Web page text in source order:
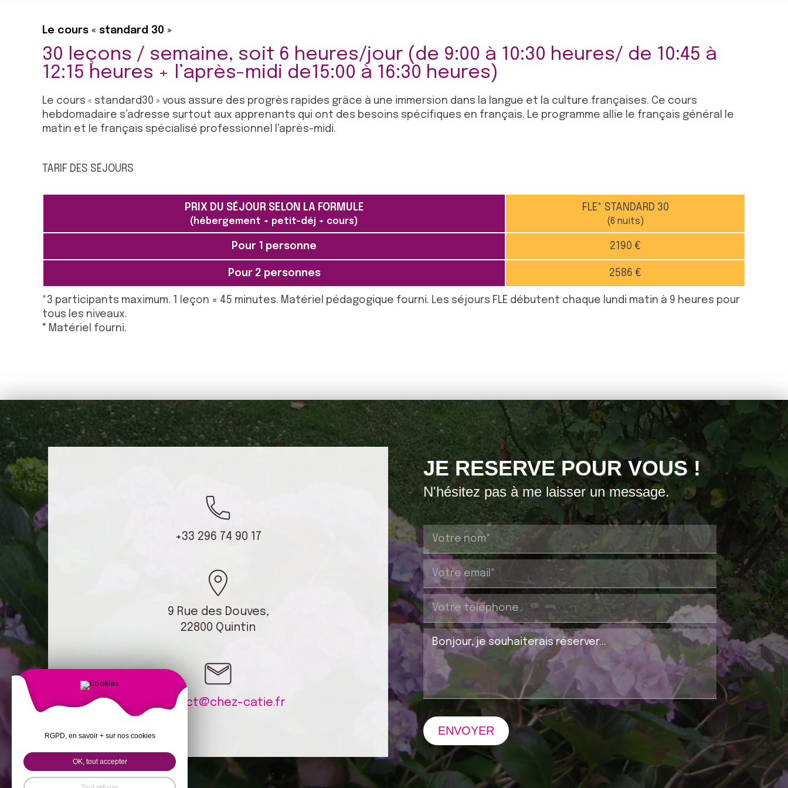
Le cours « standard 30 »
30 leçons / semaine, soit 6 heures/jour (de 9:00 à 10:30 heures/ de 10:45 à
12:15 heures + l’après-midi de15:00 à 16:30 heures)
Le cours « standard30 » vous assure des progrès rapides grâce à une immersion dans la langue et la culture françaises. Ce cours
hebdomadaire s’adresse surtout aux apprenants qui ont des besoins spécifiques en français. Le programme allie le français général le
matin et le français spécialisé professionnel l’après-midi.
TARIF DES SÉJOURS
PRIX DU SÉJOUR SELON LA FORMULE
(hébergement + petit-déj + cours)
FLE* STANDARD 30
(6 nuits)
Pour 1 personne 2190 €
Pour 2 personnes 2586 €
*3 participants maximum. 1 leçon = 45 minutes. Matériel pédagogique fourni. Les séjours FLE débutent chaque lundi matin à 9 heures pour
tous les niveaux.
° Matériel fourni.
+33 296 74 90 17
9 Rue des Douves,
22800 Quintin
contact@chez-catie.fr
JE RESERVE POUR VOUS !
N'hésitez pas à me laisser un message.
ENVOYER
RGPD, en savoir + sur nos cookies
OK, tout accepter